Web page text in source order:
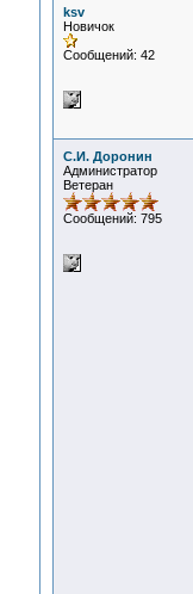
ksv
Новичок
Сообщений: 42
С.И. Доронин
Администратор
Ветеран
Сообщений: 795